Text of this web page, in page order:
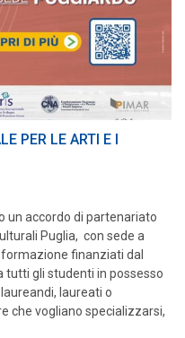
PER LE ARTI E I
un accordo di partenariato
Puglia, con sede a
finanziati dal
tutti gli studenti in possesso
laureati o
che vogliano specializzarsi,